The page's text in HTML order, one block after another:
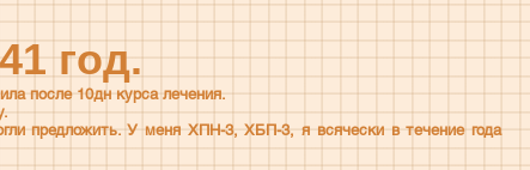
год.
после 10дн курса лечения.
предложить. У меня ХПН-3, ХБП-3, я всячески в течение года